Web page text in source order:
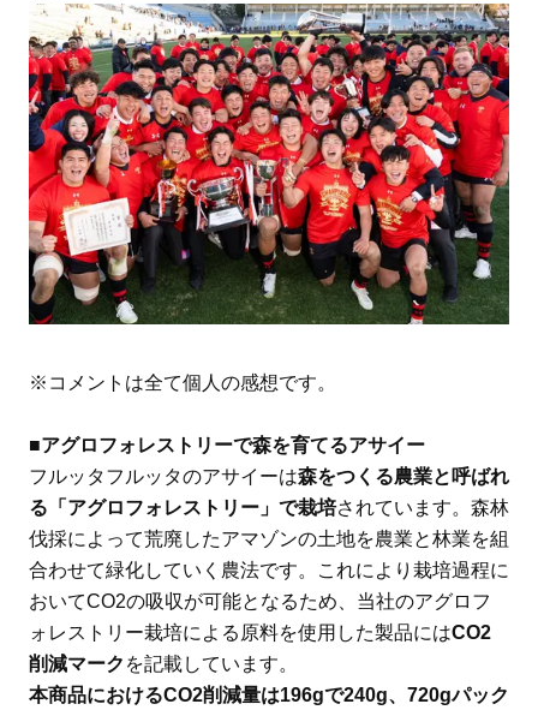
※コメントは全て個人の感想です。
■アグロフォレストリーで森を育てるアサイー
フルッタフルッタのアサイーは森をつくる農業と呼ばれ
る「アグロフォレストリー」で栽培されています。森林
伐採によって荒廃したアマゾンの土地を農業と林業を組
合わせて緑化していく農法です。これにより栽培過程に
おいてCO2の吸収が可能となるため、当社のアグロフ
ォレストリー栽培による原料を使用した製品にはCO2
削減マーク を記載しています。
本商品におけるCO2削減量は196gで240g、720gパック